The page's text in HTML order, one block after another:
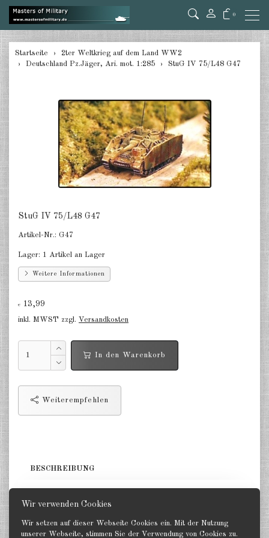
Wir verwenden Cookies
Wir setzen auf dieser Webseite Cookies ein. Mit der Nutzung
unserer Webseite, stimmen Sie der Verwendung von Cookies zu.
0
zurück
Deutschland Halbketten 1:285
Deutschland Flak 1:285
Deutschland gezogene Pak 1:285
1:285
Deutschland Versorger, Pkw u.a.
1:285
Deutschland Panzerwagen u.a.
1:285
Deutschland Fallschirmjäger
1:285
Deutschland Projekte nach 1945
1:285
Rumänien 1:285
Finnland 1:285
Startseite
2ter Weltkrieg auf dem Land WW2
Deutschland Pz.Jäger, Ari. mot. 1:285
StuG IV 75/L48 G47
StuG IV 75/L48 G47
Artikel-Nr.: G47
Lager: 1 Artikel an Lager
Weitere Informationen
€ 13,99
inkl. MWST zzgl. Versandkosten
In den Warenkorb
Weiterempfehlen
BESCHREIBUNG